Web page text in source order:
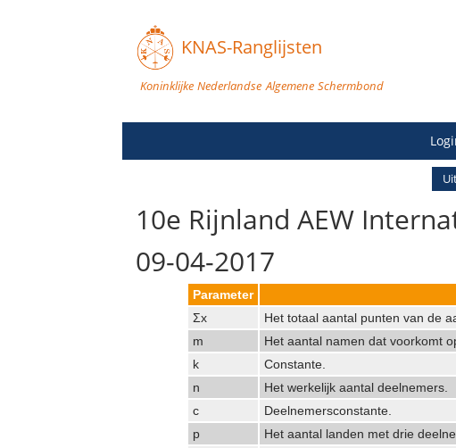
KNAS-Ranglijsten
Koninklijke Nederlandse Algemene Schermbond
10e Rijnland AEW
09-04-2017
Parameter
Σx
Het totaal aantal punten van de
m
Het aantal namen dat voorkomt
k
Constante.
n
Het werkelijk aantal deelnemers.
c
Deelnemersconstante.
p
Het aantal landen met drie